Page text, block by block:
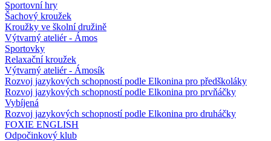
Sportovní hry
Šachový kroužek
Kroužky ve školní družině
Výtvarný ateliér - Ámos
Sportovky
Relaxační kroužek
Výtvarný ateliér - Ámosík
Rozvoj jazykových schopností podle Elkonina pro předškoláky
Rozvoj jazykových schopností podle Elkonina pro prvňáčky
Vybíjená
Rozvoj jazykových schopností podle Elkonina pro druháčky
FOXIE ENGLISH
Odpočinkový klub